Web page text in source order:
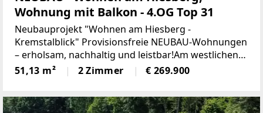
Wohnung mit Balkon - 4.OG Top 31
Neubauprojekt "Wohnen am Hiesberg -
Kremstalblick" Provisionsfreie NEUBAU-Wohnungen
– erholsam, nachhaltig und leistbar!Am westlichen
Ortsende der idyllischen Marktgemeinde
Senftenberg - umrandet von grünen Hügeln und
51,13 m² 2 Zimmer € 269.900